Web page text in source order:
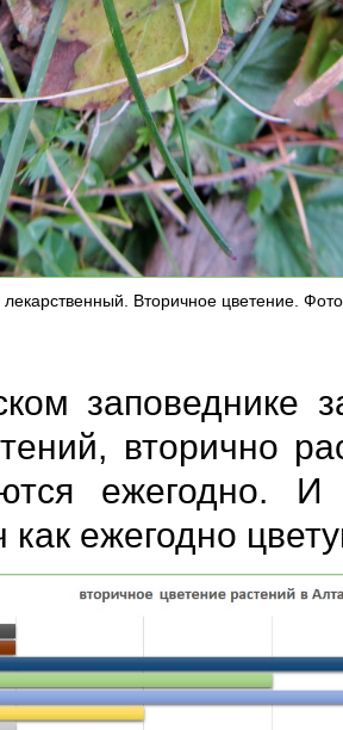
Вторичное цветение.
заповеднике
вторично
ежегодно.
как ежегодно